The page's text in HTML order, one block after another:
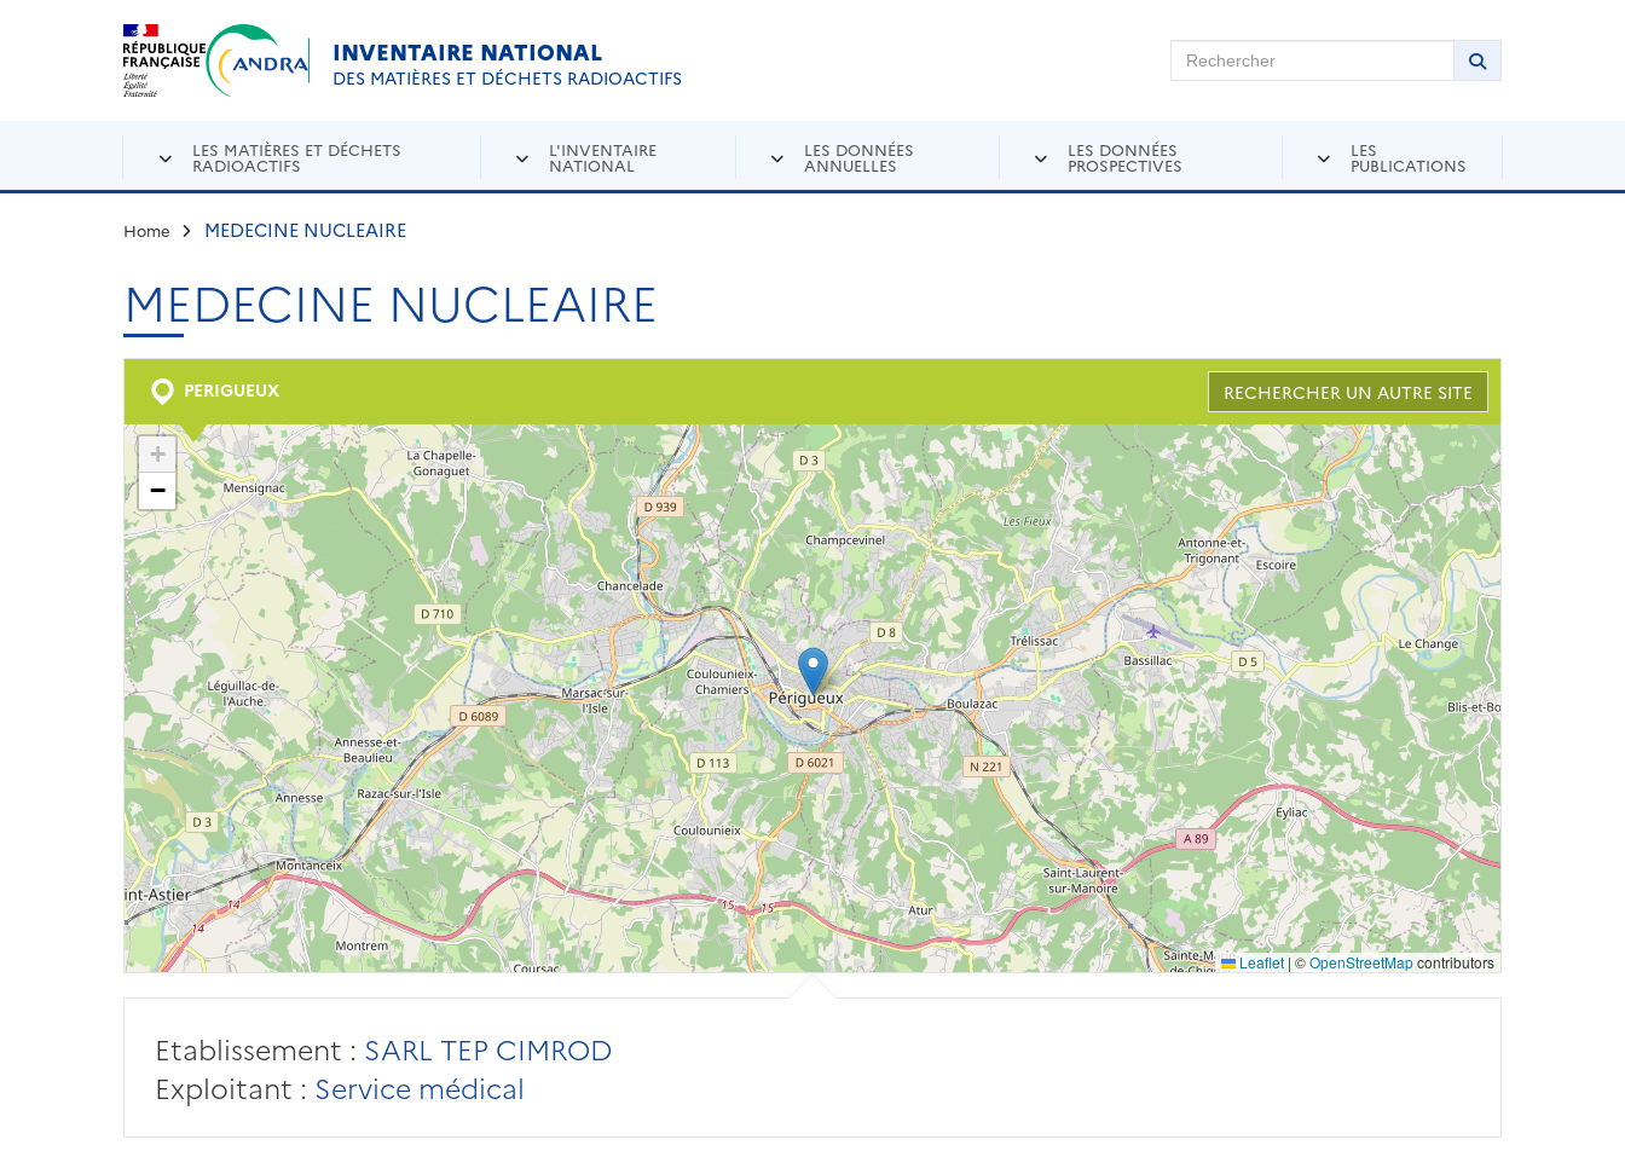
Aller au contenu principal
INVENTAIRE NATIONAL
DES MATIÈRES ET DÉCHETS RADIOACTIFS
Rechercher sur Andra Inventaire Rechercher
Lancer la
LES MATIÈRES ET DÉCHETS
RADIOACTIFS
L'INVENTAIRE
NATIONAL
LES DONNÉES
ANNUELLES
LES DONNÉES
PROSPECTIVES
LES
PUBLICATIONS
Home MEDECINE NUCLEAIRE
MEDECINE NUCLEAIRE
PERIGUEUX RECHERCHER UN AUTRE SITE
+
−
Leaflet | ©OpenStreetMapcontributors
Etablissement : SARL TEP CIMROD
Exploitant : Service médical